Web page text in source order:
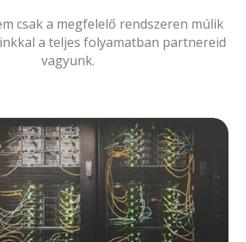
csak a megfelelő rendszeren múlik
a teljes folyamatban partnereid
vagyunk.